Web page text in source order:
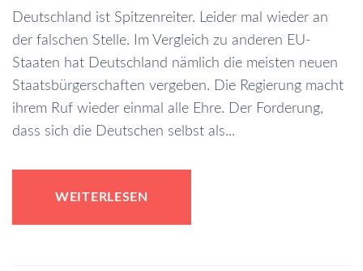
Deutschland ist Spitzenreiter. Leider mal wieder an
der falschen Stelle. Im Vergleich zu anderen EU-
Staaten hat Deutschland nämlich die meisten neuen
Staatsbürgerschaften vergeben. Die Regierung macht
ihrem Ruf wieder einmal alle Ehre. Der Forderung,
dass sich die Deutschen selbst als...
WEITERLESEN